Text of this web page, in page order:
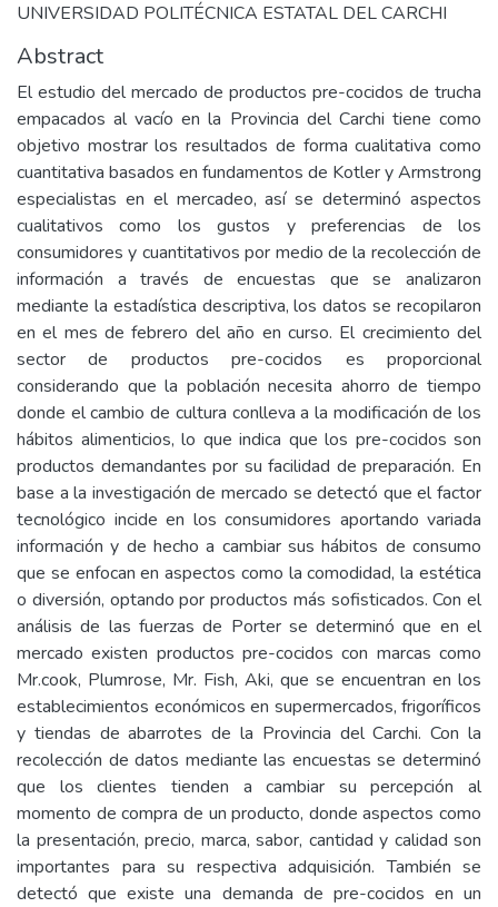
UNIVERSIDAD POLITÉCNICA ESTATAL DEL CARCHI
Abstract
El estudio del mercado de productos pre-cocidos de trucha
empacados al vacío en la Provincia del Carchi tiene como
objetivo mostrar los resultados de forma cualitativa como
cuantitativa basados en fundamentos de Kotler y Armstrong
especialistas en el mercadeo, así se determinó aspectos
cualitativos como los gustos y preferencias de los
consumidores y cuantitativos por medio de la recolección de
información a través de encuestas que se analizaron
mediante la estadística descriptiva, los datos se recopilaron
en el mes de febrero del año en curso. El crecimiento del
sector de productos pre-cocidos es proporcional
considerando que la población necesita ahorro de tiempo
donde el cambio de cultura conlleva a la modificación de los
hábitos alimenticios, lo que indica que los pre-cocidos son
productos demandantes por su facilidad de preparación. En
base a la investigación de mercado se detectó que el factor
tecnológico incide en los consumidores aportando variada
información y de hecho a cambiar sus hábitos de consumo
que se enfocan en aspectos como la comodidad, la estética
o diversión, optando por productos más sofisticados. Con el
análisis de las fuerzas de Porter se determinó que en el
mercado existen productos pre-cocidos con marcas como
Mr.cook, Plumrose, Mr. Fish, Aki, que se encuentran en los
establecimientos económicos en supermercados, frigoríficos
y tiendas de abarrotes de la Provincia del Carchi. Con la
recolección de datos mediante las encuestas se determinó
que los clientes tienden a cambiar su percepción al
momento de compra de un producto, donde aspectos como
la presentación, precio, marca, sabor, cantidad y calidad son
importantes para su respectiva adquisición. También se
detectó que existe una demanda de pre-cocidos en un